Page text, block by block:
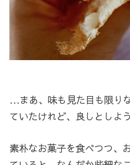
…まあ、味も見た目も限り
ていたけれど、良しとしよ
素朴なお菓子を食べつつ、